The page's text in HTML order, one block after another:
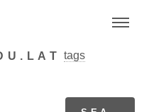
tags